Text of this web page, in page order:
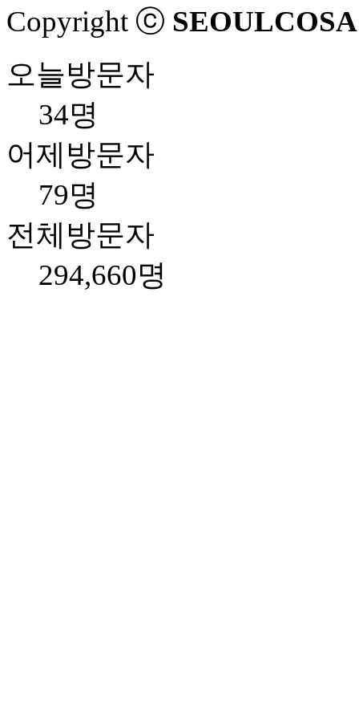
Copyright ⓒ SEOULCOSA
오늘방문자
34명
어제방문자
79명
전체방문자
294,660명